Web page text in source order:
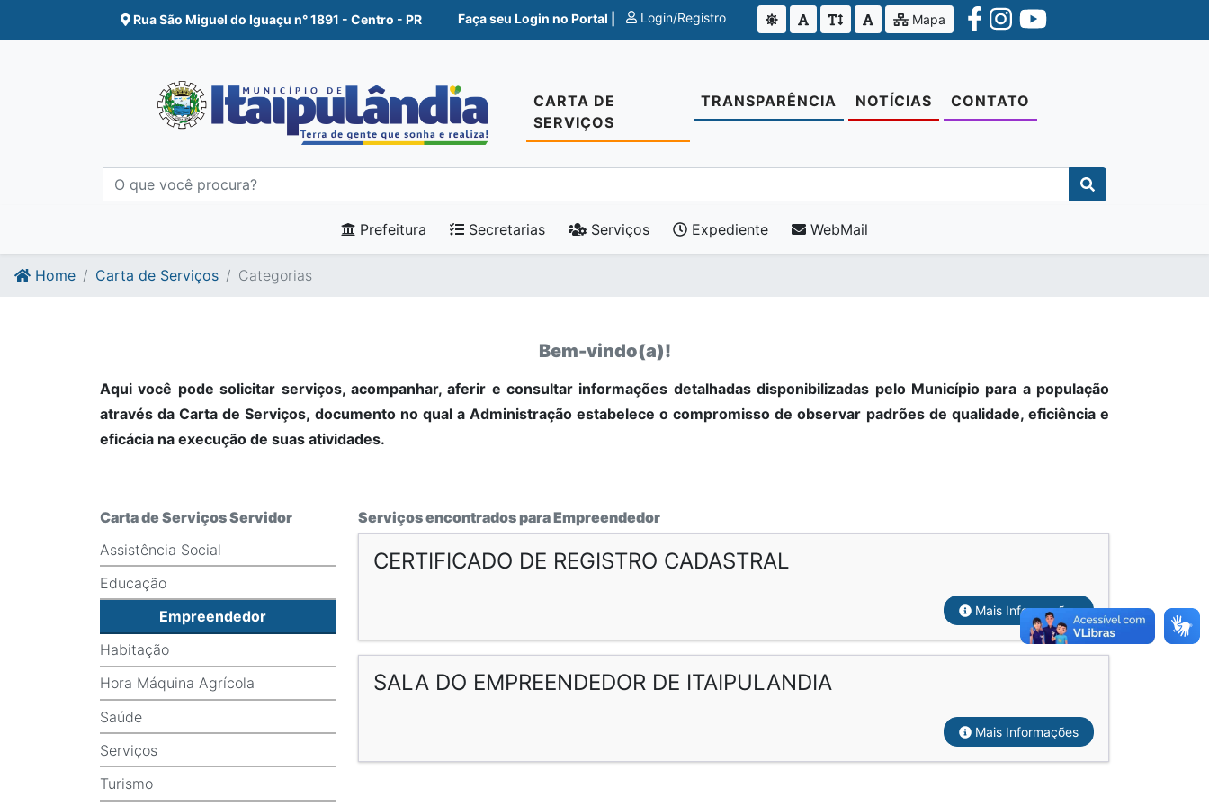
Ir para o conte�do
Ir para o fim do conte�do
Rua São Miguel do Iguaçu n° 1891 - Centro - PR Faça seu Login no Portal | Login/Registro Mapa
CARTA DE
SERVIÇOS
TRANSPARÊNCIA NOTÍCIAS CONTATO
Prefeitura Secretarias Serviços Expediente WebMail
Home Carta de Serviços Categorias
Bem-vindo(a)!
Aqui você pode solicitar serviços, acompanhar, aferir e consultar informações detalhadas disponibilizadas pelo Município para a população
através da Carta de Serviços, documento no qual a Administração estabelece o compromisso de observar padrões de qualidade, eficiência e
eficácia na execução de suas atividades.
Carta de Serviços Servidor
Assistência Social
Educação
Empreendedor
Habitação
Hora Máquina Agrícola
Saúde
Serviços
Turismo
Serviços encontrados para Empreendedor
CERTIFICADO DE REGISTRO CADASTRAL
Mais Informações
SALA DO EMPREENDEDOR DE ITAIPULANDIA
Mais Informações